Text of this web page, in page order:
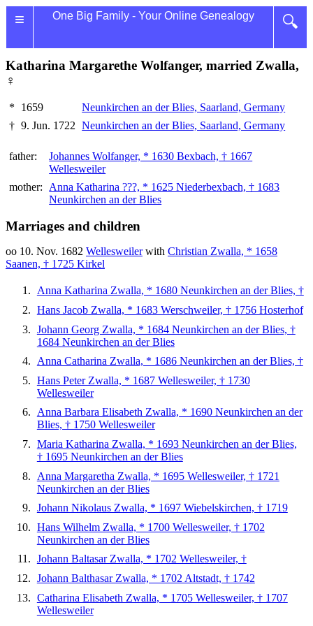
≡ 🔍
One Big Family - Your Online Genealogy
Katharina Margarethe Wolfanger, married Zwalla,
♀
* 1659
Neunkirchen an der Blies, Saarland, Germany
† 9. Jun. 1722 Neunkirchen an der Blies, Saarland, Germany
father:
Johannes Wolfanger, * 1630 Bexbach, † 1667
Wellesweiler
mother:
Anna Katharina ???, * 1625 Niederbexbach, † 1683
Neunkirchen an der Blies
Marriages and children
oo 10. Nov. 1682 Wellesweilerwith Christian Zwalla, * 1658
Saanen, † 1725 Kirkel
Anna Katharina Zwalla, * 1680 Neunkirchen an der Blies, †
Hans Jacob Zwalla, * 1683 Werschweiler, † 1756 Hosterhof
Johann Georg Zwalla, * 1684 Neunkirchen an der Blies, †
1684 Neunkirchen an der Blies
Anna Catharina Zwalla, * 1686 Neunkirchen an der Blies, †
Hans Peter Zwalla, * 1687 Wellesweiler, † 1730
Wellesweiler
Anna Barbara Elisabeth Zwalla, * 1690 Neunkirchen an der
Blies, † 1750 Wellesweiler
Maria Katharina Zwalla, * 1693 Neunkirchen an der Blies,
† 1695 Neunkirchen an der Blies
Anna Margaretha Zwalla, * 1695 Wellesweiler, † 1721
Neunkirchen an der Blies
Johann Nikolaus Zwalla, * 1697 Wiebelskirchen, † 1719
Hans Wilhelm Zwalla, * 1700 Wellesweiler, † 1702
Neunkirchen an der Blies
Johann Baltasar Zwalla, * 1702 Wellesweiler, †
Johann Balthasar Zwalla, * 1702 Altstadt, † 1742
Catharina Elisabeth Zwalla, * 1705 Wellesweiler, † 1707
Wellesweiler